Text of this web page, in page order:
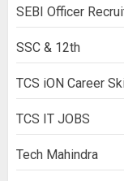
SEBI Officer
SSC & 12th
TCS iON Career
TCS IT JOBS
Tech Mahindra